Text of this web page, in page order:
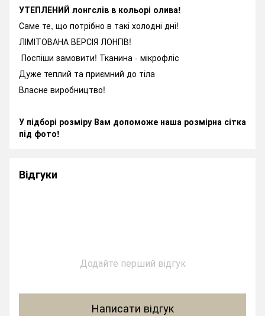
УТЕПЛЕНИЙ лонгслів в кольорі олива!
Саме те, що потрібно в такі холодні дні!
ЛІМІТОВАНА ВЕРСІЯ ЛОНГІВ!
Поспіши замовити! Тканина - мікрофліс
Дуже теплий та приємний до тіла
Власне виробництво!
У підборі розміру Вам допоможе наша розмірна сітка
під фото!
Відгуки
Додайте перший відгук
Написати відгук